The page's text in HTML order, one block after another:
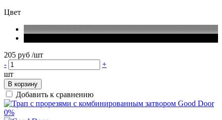
Цвет
205 руб /шт
-
+
шт
В корзину
Добавить к сравнению
0%